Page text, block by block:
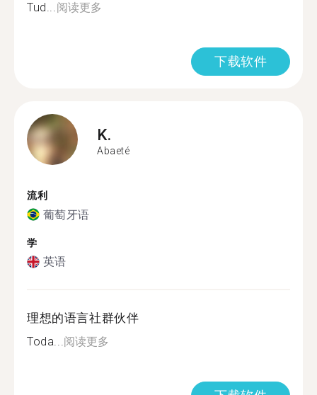
Tud...阅读更多
下载软件
K.
Abaeté
流利
葡萄牙语
学
英语
理想的语言社群伙伴
Toda...阅读更多